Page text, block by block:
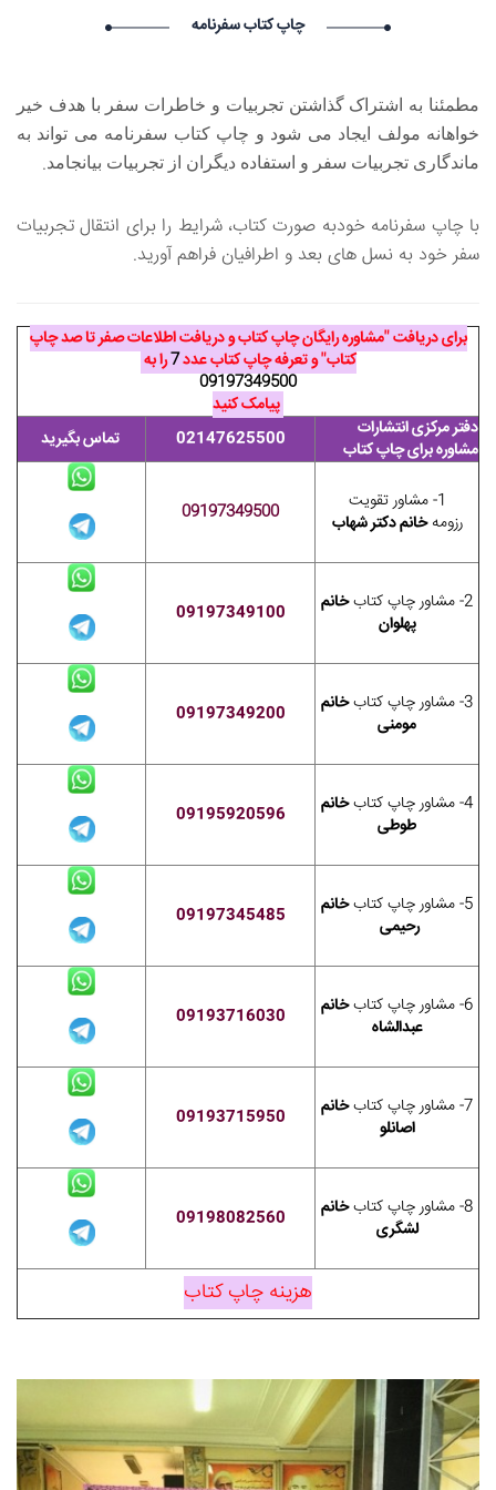
ساعت ۱۵:۴۰:۲۷ تاریخ ۱۴۰۵/۵/۱۸
Marcuscoato Marcuscoato گرامی : درخواست استخدام شما با
موفقیت انجام شد ساعت ۱۴:۵۱:۱۹ تاریخ ۱۴۰۵/۵/۱۸
Philiprella Philiprella گرامی : درخواست استخدام شما با موفقیت
چاپ کتاب سفرنامه
مطمئنا به اشتراک گذاشتن تجربیات و خاطرات سفر با هدف خیر
خواهانه مولف ایجاد می شود و چاپ کتاب سفرنامه می تواند به
ماندگاری تجربیات سفر و استفاده دیگران از تجربیات بیانجامد.
با چاپ سفرنامه خودبه صورت کتاب، شرایط را برای انتقال تجربیات
سفر خود به نسل های بعد و اطرافیان فراهم آورید.
برای دریافت "مشاوره رایگان چاپ کتاب و دریافت اطلاعات صفر تا صد چاپ
کتاب" و تعرفه چاپ کتاب عدد7را به
09197349500
پیامک کنید
دفتر مرکزی انتشارات
مشاوره برای چاپ کتاب
02147625500 تماس بگیرید
1- مشاور تقویت
رزومهخانم دکتر شهاب 09197349500
2- مشاور چاپ کتاب
خانم
پهلوان
09197349100
3- مشاور چاپ کتاب
خانم
مومنی
09197349200
4- مشاور چاپ کتاب
خانم
طوطی
09195920596
5- مشاور چاپ کتاب
خانم
رحیمی
09197345485
6- مشاور چاپ کتاب
خانم
عبدالشاه
09193716030
7- مشاور چاپ کتاب
خانم
اصانلو
09193715950
8- مشاور چاپ کتاب
خانم
لشگری
09198082560
هزینه چاپ کتاب